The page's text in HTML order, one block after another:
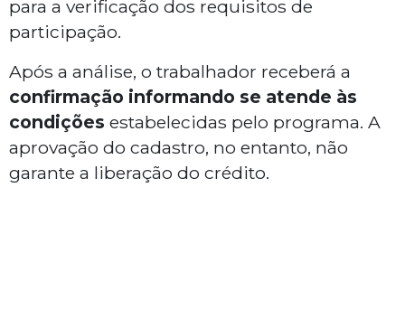
para a verificação dos requisitos de
participação.
Após a análise, o trabalhador receberá a
confirmação informando se atende às
condições estabelecidas pelo programa. A
aprovação do cadastro, no entanto, não
garante a liberação do crédito.